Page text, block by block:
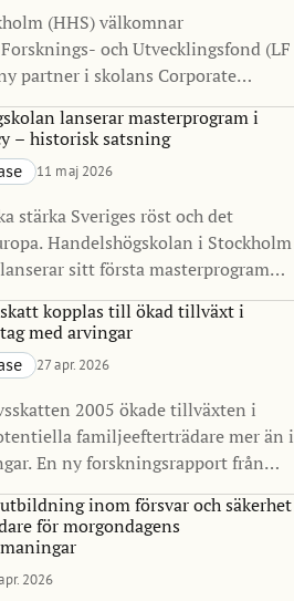
(HHS) välkomnar
och Utvecklingsfond (LF
partner i skolans Corporate
syftar till att stärka
och näringsliv, med särskilt fokus
stabilitet i en tid präglad
lanserar masterprogram i
– historisk satsning
11 maj 2026
stärka Sveriges röst och det
Handelshögskolan i Stockholm
sitt första masterprogram
policy. Master in Public Policy
utbilda nästa generation
samhällsutmaningar, i
kopplas till ökad tillväxt i
med arvingar
27 apr. 2026
2005 ökade tillväxten i
familjeefterträdare mer än i
En ny forskningsrapport från
visar också ökade investeringar
inom försvar och säkerhet
för morgondagens
2026